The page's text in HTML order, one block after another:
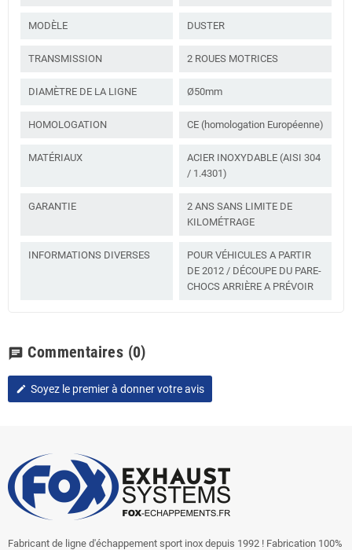
MODÈLE DUSTER
TRANSMISSION 2 ROUES MOTRICES
DIAMÈTRE DE LA LIGNE Ø50mm
HOMOLOGATION CE (homologation Européenne)
MATÉRIAUX
ACIER INOXYDABLE (AISI 304
/ 1.4301)
GARANTIE
2 ANS SANS LIMITE DE
KILOMÉTRAGE
INFORMATIONS DIVERSES
POUR VÉHICULES A PARTIR
DE 2012 / DÉCOUPE DU PARE-
CHOCS ARRIÈRE A PRÉVOIR
chat Commentaires (0)
edit Soyez le premier à donner votre avis
Fabricant de ligne d'échappement sport inox depuis 1992 ! Fabrication 100%